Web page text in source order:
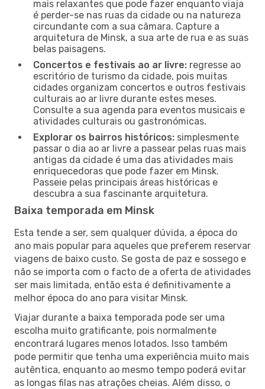
mais relaxantes que pode fazer enquanto viaja
é perder-se nas ruas da cidade ou na natureza
circundante com a sua câmara. Capture a
arquitetura de Minsk, a sua arte de rua e as suas
belas paisagens.
Concertos e festivais ao ar livre: regresse ao
escritório de turismo da cidade, pois muitas
cidades organizam concertos e outros festivais
culturais ao ar livre durante estes meses.
Consulte a sua agenda para eventos musicais e
atividades culturais ou gastronómicas.
Explorar os bairros históricos: simplesmente
passar o dia ao ar livre a passear pelas ruas mais
antigas da cidade é uma das atividades mais
enriquecedoras que pode fazer em Minsk.
Passeie pelas principais áreas históricas e
descubra a sua fascinante arquitetura.
Baixa temporada em Minsk
Esta tende a ser, sem qualquer dúvida, a época do
ano mais popular para aqueles que preferem reservar
viagens de baixo custo. Se gosta de paz e sossego e
não se importa com o facto de a oferta de atividades
ser mais limitada, então esta é definitivamente a
melhor época do ano para visitar Minsk.
Viajar durante a baixa temporada pode ser uma
escolha muito gratificante, pois normalmente
encontrará lugares menos lotados. Isso também
pode permitir que tenha uma experiência muito mais
autêntica, enquanto ao mesmo tempo poderá evitar
as longas filas nas atrações cheias. Além disso, o